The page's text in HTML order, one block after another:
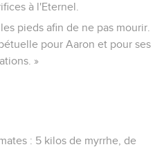
à l'Eternel.
pieds afin de ne pas mourir.
pour Aaron et pour ses
»
: 5 kilos de myrrhe, de